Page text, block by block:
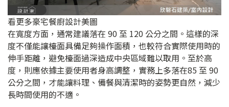
看更多豪宅餐廚設計美圖
在寬度方面，通常建議落在 90 至 120 公分之間。這樣的深
度不僅能讓檯面具備足夠操作面積，也較符合實際使用時的
伸手距離，避免檯面過深造成中央區域難以取用。至於高
度，則應依據主要使用者身高調整，實務上多落在85 至 90
公分之間，才能讓料理、備餐與清潔時的姿勢更自然，減少
長時間使用的不適。